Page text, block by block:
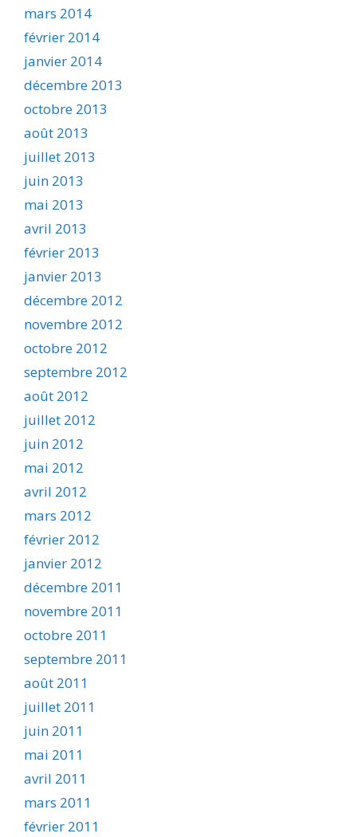
mars 2014
février 2014
janvier 2014
décembre 2013
octobre 2013
août 2013
juillet 2013
juin 2013
mai 2013
avril 2013
février 2013
janvier 2013
décembre 2012
novembre 2012
octobre 2012
septembre 2012
août 2012
juillet 2012
juin 2012
mai 2012
avril 2012
mars 2012
février 2012
janvier 2012
décembre 2011
novembre 2011
octobre 2011
septembre 2011
août 2011
juillet 2011
juin 2011
mai 2011
avril 2011
mars 2011
février 2011